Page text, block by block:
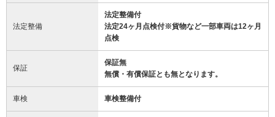
法定整備
法定整備付
法定24ヶ月点検付※貨物など一部車両は12ヶ月
点検
保証
保証無
無償・有償保証とも無となります。
車検 車検整備付